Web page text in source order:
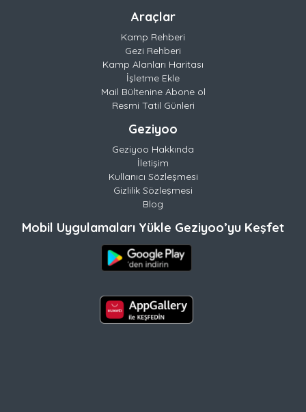
Araçlar
Kamp Rehberi
Gezi Rehberi
Kamp Alanları Haritası
İşletme Ekle
Mail Bültenine Abone ol
Resmi Tatil Günleri
Geziyoo
Geziyoo Hakkında
İletişim
Kullanıcı Sözleşmesi
Gizlilik Sözleşmesi
Blog
Mobil Uygulamaları Yükle Geziyoo’yu Keşfet